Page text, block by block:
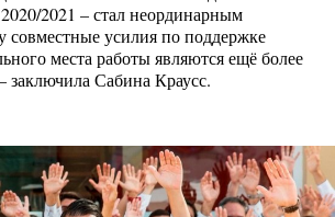
2021 – стал неординарным
совместные усилия по поддержке
места работы являются ещё более
Сабина Краусс.